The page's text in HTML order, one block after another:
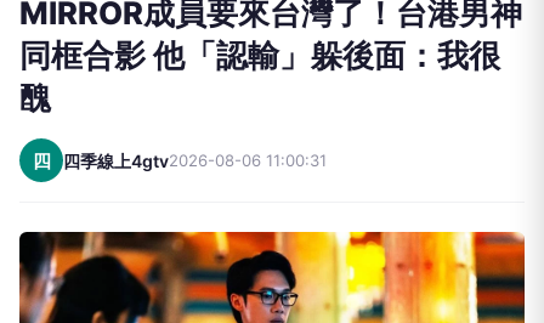
MIRROR成員要來台灣了！台港男神
同框合影 他「認輸」躲後面：我很
醜
四 四季線上4gtv2026-08-06 11:00:31